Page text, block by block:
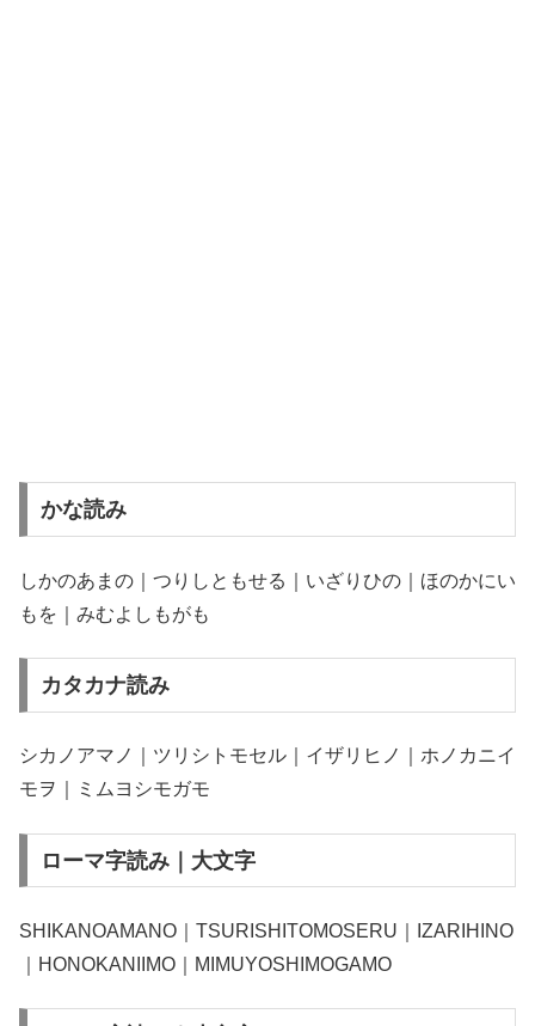
かな読み
しかのあまの｜つりしともせる｜いざりひの｜ほのかにい
もを｜みむよしもがも
カタカナ読み
シカノアマノ｜ツリシトモセル｜イザリヒノ｜ホノカニイ
モヲ｜ミムヨシモガモ
ローマ字読み｜大文字
SHIKANOAMANO｜TSURISHITOMOSERU｜IZARIHINO
｜HONOKANIIMO｜MIMUYOSHIMOGAMO